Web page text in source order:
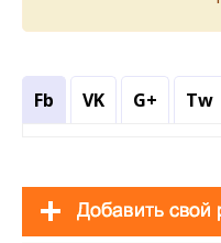
Fb VK G+ Tw